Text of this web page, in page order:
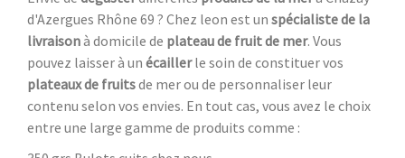
d'Azergues Rhône 69 ? Chez leon est un spécialiste de la
livraisonà domicile de plateau de fruit de mer. Vous
pouvez laisser à un écaillerle soin de constituer vos
plateaux de fruitsde mer ou de personnaliser leur
contenu selon vos envies. En tout cas, vous avez le choix
entre une large gamme de produits comme :